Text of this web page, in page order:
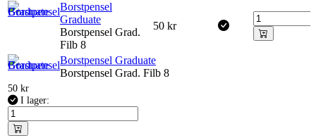
Borstpensel
Graduate
Borstpensel Grad.
Filb 8
50 kr
Borstpensel Graduate
Borstpensel Grad. Filb 8
50 kr
I lager: